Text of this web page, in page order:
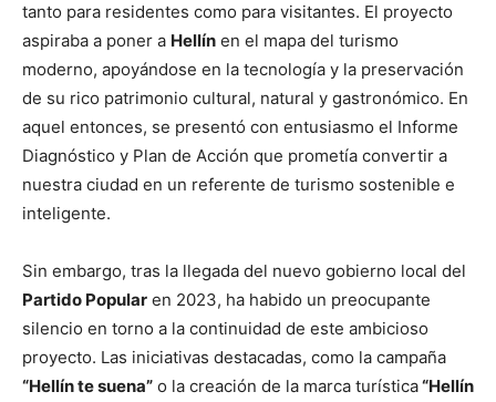
tanto para residentes como para visitantes. El proyecto
aspiraba a poner a Hellín en el mapa del turismo
moderno, apoyándose en la tecnología y la preservación
de su rico patrimonio cultural, natural y gastronómico. En
aquel entonces, se presentó con entusiasmo el Informe
Diagnóstico y Plan de Acción que prometía convertir a
nuestra ciudad en un referente de turismo sostenible e
inteligente.
Sin embargo, tras la llegada del nuevo gobierno local del
Partido Popular en 2023, ha habido un preocupante
silencio en torno a la continuidad de este ambicioso
proyecto. Las iniciativas destacadas, como la campaña
“Hellín te suena” o la creación de la marca turística“Hellín